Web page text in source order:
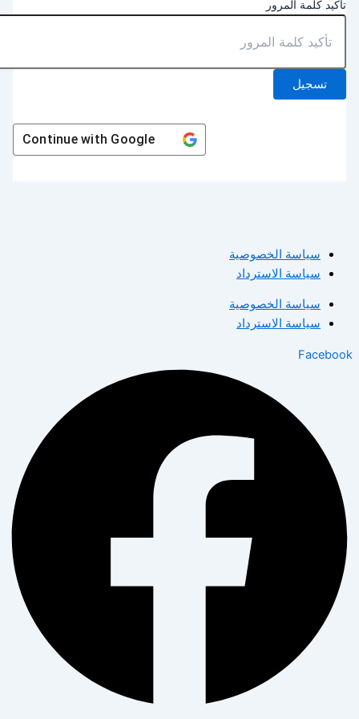
كلمة المرور
تسجيل
Continue withGoogle
سياسة الخصوصية
سياسة الاسترداد
سياسة الخصوصية
سياسة الاسترداد